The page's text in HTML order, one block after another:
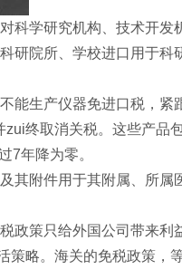
学研究机构、技术开发
研院所、学校进口用于科
生产仪器免进口税，紧
终取消关税。这些产品
7年降为零。
附件用于其附属、所属
策只给外国公司带来利
略。海关的免税政策，